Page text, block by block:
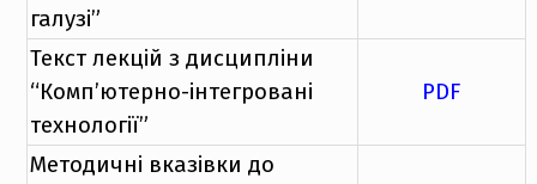
галузі”
Текст лекцій з дисципліни
“Комп’ютерно-інтегровані
технології”
PDF
Методичні вказівки до